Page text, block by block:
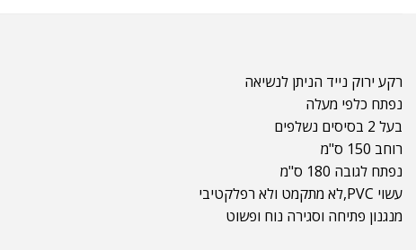
רקע ירוק נייד הניתן לנשיאה
נפתח כלפי מעלה
בעל 2 בסיסים נשלפים
רוחב 150 ס"מ
נפתח לגובה 180 ס"מ
עשוי PVC,לא מתקמט ולא רפלקטיבי
מנגנון פתיחה וסגירה נוח ופשוט